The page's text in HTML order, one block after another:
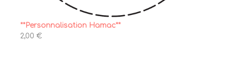
**Personnalisation Hamac**
2,00 €